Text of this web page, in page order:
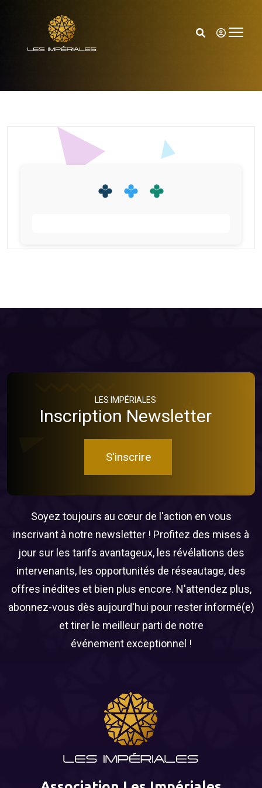
Accueil
LES IMPÉRIALES
Inscription Newsletter
S'inscrire
Soyez toujours au cœur de l'action en vous
inscrivant à notre newsletter ! Profitez des mises à
jour sur les tarifs avantageux, les révélations des
intervenants, les opportunités de réseautage, des
offres inédites et bien plus encore. N'attendez plus,
abonnez-vous dès aujourd'hui pour rester informé(e)
et tirer le meilleur parti de notre
événement exceptionnel !